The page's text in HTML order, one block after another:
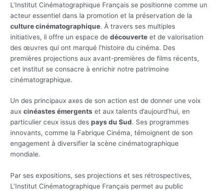
L’Institut Cinématographique Français se positionne comme un
acteur essentiel dans la promotion et la préservation de la
culture cinématographique. À travers ses multiples
initiatives, il offre un espace dedécouverte et de valorisation
des œuvres qui ont marqué l’histoire du cinéma. Des
premières projections aux avant-premières de films récents,
cet institut se consacre à enrichir notre patrimoine
cinématographique.
Un des principaux axes de son action est de donner une voix
auxcinéastes émergents et aux talents d’aujourd’hui, en
particulier ceux issus despays du Sud. Ses programmes
innovants, comme la Fabrique Cinéma, témoignent de son
engagement à diversifier la scène cinématographique
mondiale.
Par ses expositions, ses projections et ses rétrospectives,
L’Institut Cinématographique Français permet au public